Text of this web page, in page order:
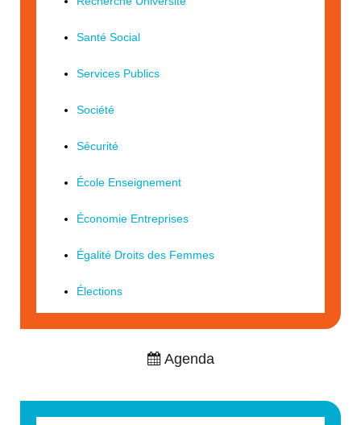
Santé Social
Services Publics
Société
Sécurité
École Enseignement
Économie Entreprises
Égalité Droits des Femmes
Élections
Agenda